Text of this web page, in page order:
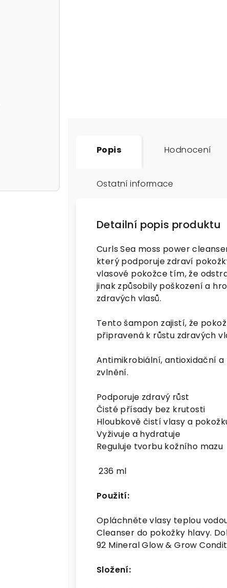
Popis Hodnocení
Ostatní informace
Detailní popis produktu
Curls Sea moss power
který podporuje zdraví
vlasové pokožce tím, že
jinak způsobily poškození a
zdravých vlasů.
Tento šampon zajistí, že
připravená k růstu zdravých
Antimikrobiální, antioxidační
zvlnění.
Podporuje zdravý růst
Čisté přísady bez krutosti
Hloubkově čistí vlasy a
Vyživuje a hydratuje
Reguluje tvorbu kožního mazu
236 ml
Použití:
Opláchněte vlasy teplou
Cleanser do pokožky hlavy.
92 Mineral Glow & Grow
Složení: